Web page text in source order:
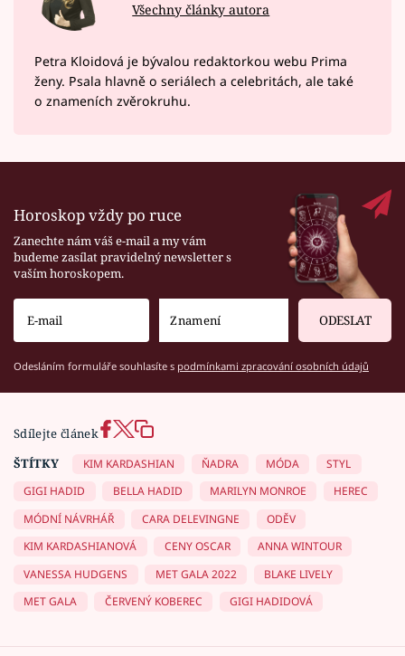
Všechny články autora
Petra Kloidová je bývalou redaktorkou webu Prima
ženy. Psala hlavně o seriálech a celebritách, ale také
o znameních zvěrokruhu.
Horoskop vždy po ruce
Zanechte nám váš e-mail a my vám
budeme zasílat pravidelný newsletter s
vaším horoskopem.
ODESLAT
Odesláním formuláře souhlasíte s podmínkami zpracování osobních údajů
Sdílejte článek
ŠTÍTKY
KIM KARDASHIAN ŇADRA MÓDA
STYL
GIGI HADID
BELLA HADID MARILYN MONROE
HEREC
MÓDNÍ NÁVRHÁŘ
CARA DELEVINGNE
ODĚV
KIM KARDASHIANOVÁ
CENY OSCAR
ANNA WINTOUR
VANESSA HUDGENS
MET GALA 2022
BLAKE LIVELY
MET GALA
ČERVENÝ KOBEREC GIGI HADIDOVÁ